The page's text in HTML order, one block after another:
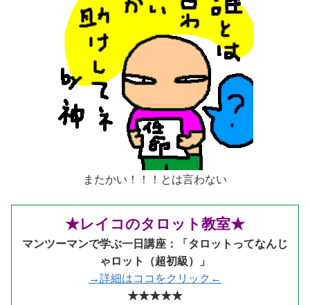
またかい！！！とは言わない
★レイコのタロット教室★
マンツーマンで学ぶ一日講座：「タロットってなんじ
ゃロット（超初級）」
→詳細はココをクリック←
★★★★★